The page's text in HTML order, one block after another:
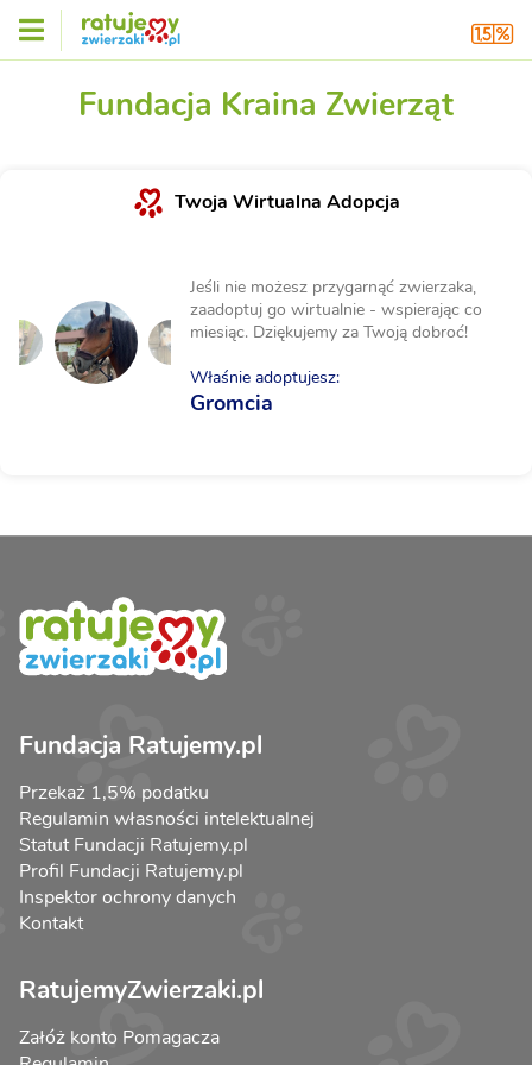
Fundacja Kraina Zwierząt
Twoja Wirtualna Adopcja
Jeśli nie możesz przygarnąć zwierzaka,
zaadoptuj go wirtualnie - wspierając co
miesiąc. Dziękujemy za Twoją dobroć!
Właśnie adoptujesz:
Gromcia
Fundacja Ratujemy.pl
Przekaż 1,5% podatku
Regulamin własności intelektualnej
Statut Fundacji Ratujemy.pl
Profil Fundacji Ratujemy.pl
Inspektor ochrony danych
Kontakt
RatujemyZwierzaki.pl
Załóż konto Pomagacza